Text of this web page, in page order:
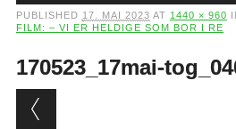
PUBLISHED 17. MAI 2023 AT 1440 × 960
FILM: – VI ER HELDIGE SOM BOR I RE
170523_17mai-